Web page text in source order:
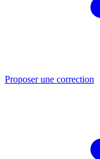
Proposer une correction